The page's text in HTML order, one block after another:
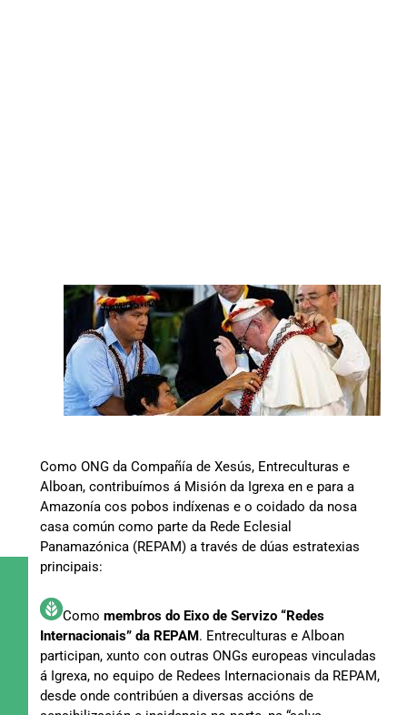
Como ONG da Compañía de Xesús, Entreculturas e
Alboan, contribuímos á Misión da Igrexa en e para a
Amazonía cos pobos indíxenas e o coidado da nosa
casa común como parte da Rede Eclesial
Panamazónica (REPAM) a través de dúas estratexias
principais:
Como membros do Eixo de Servizo “Redes
Internacionais” da REPAM. Entreculturas e Alboan
participan, xunto con outras ONGs europeas vinculadas
á Igrexa, no equipo de Redees Internacionais da REPAM,
desde onde contribúen a diversas accións de